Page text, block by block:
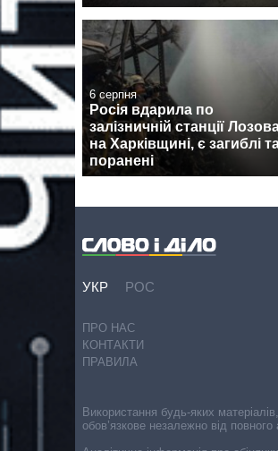
6 серпня
Росія вдарила по
залізничній станції
на Харківщині, є загиблі
поранені
УКР РОС
ПРО НАС
КОНТАКТИ
ПРАВИЛА
Використання будь-яких
обов’язкове незалежно від повного